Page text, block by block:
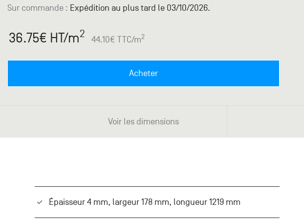
Sur commande : Expédition au plus tard le 03/10/2026.
36.75€ HT/m2 44.10€ TTC/m2
Acheter
Voir les dimensions
Épaisseur 4 mm, largeur 178 mm, longueur 1219 mm